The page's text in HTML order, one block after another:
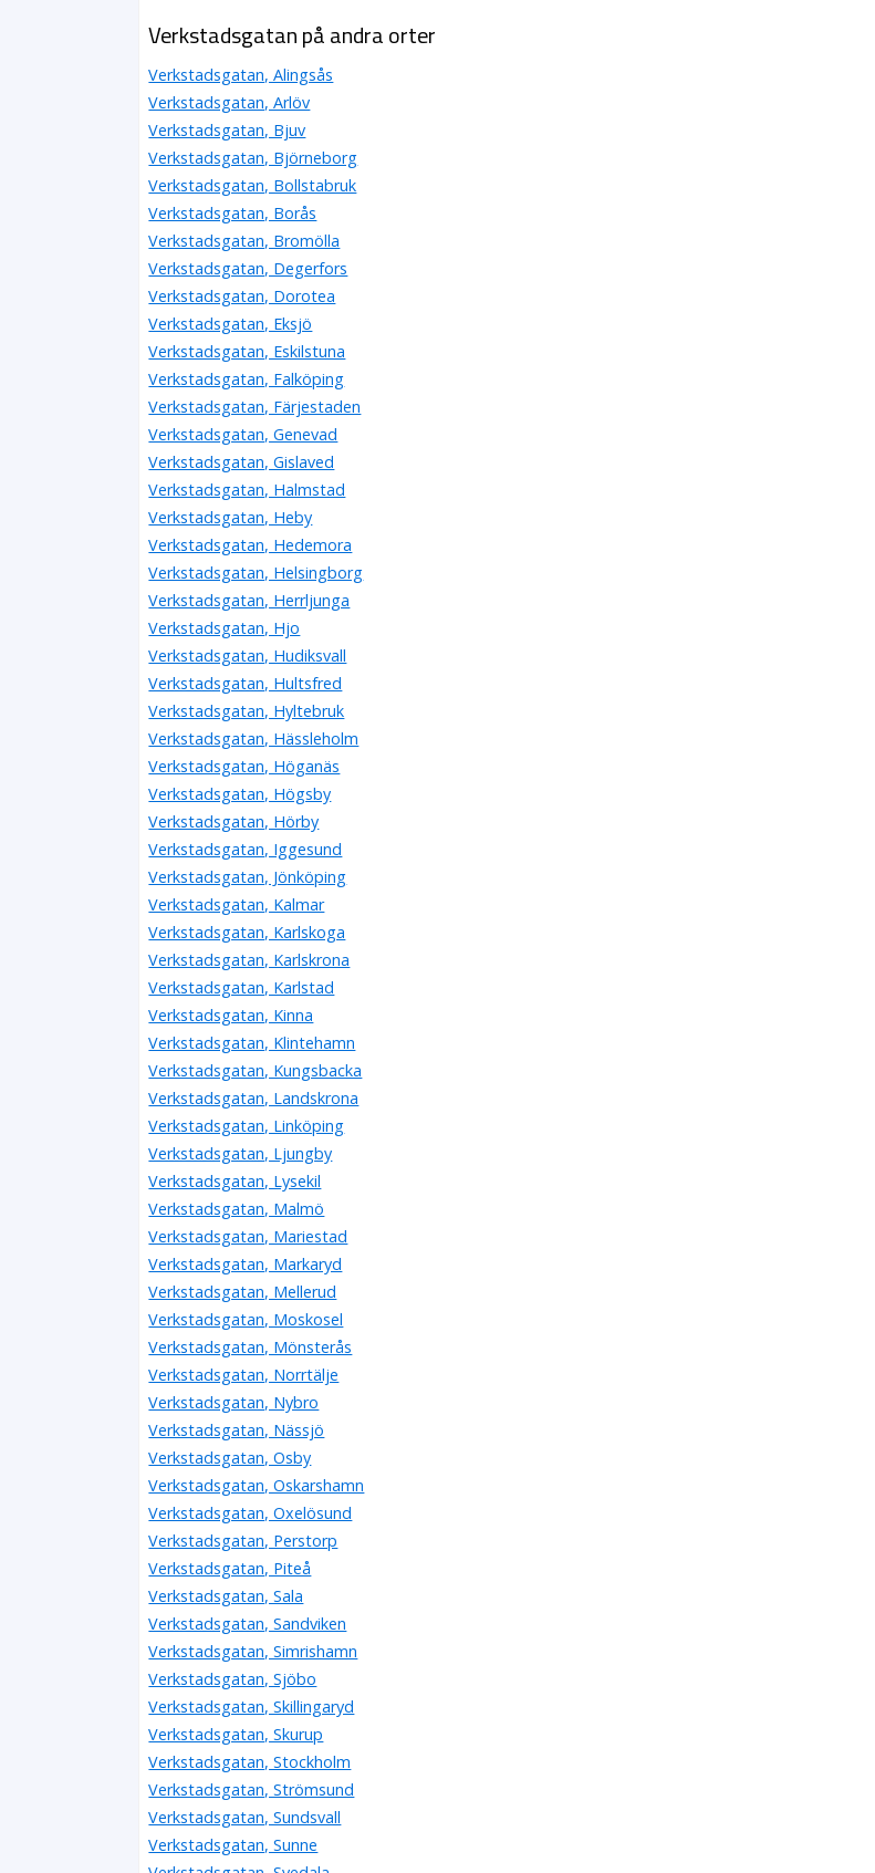
Verkstadsgatan på andra orter
Verkstadsgatan, Alingsås
Verkstadsgatan, Arlöv
Verkstadsgatan, Bjuv
Verkstadsgatan, Björneborg
Verkstadsgatan, Bollstabruk
Verkstadsgatan, Borås
Verkstadsgatan, Bromölla
Verkstadsgatan, Degerfors
Verkstadsgatan, Dorotea
Verkstadsgatan, Eksjö
Verkstadsgatan, Eskilstuna
Verkstadsgatan, Falköping
Verkstadsgatan, Färjestaden
Verkstadsgatan, Genevad
Verkstadsgatan, Gislaved
Verkstadsgatan, Halmstad
Verkstadsgatan, Heby
Verkstadsgatan, Hedemora
Verkstadsgatan, Helsingborg
Verkstadsgatan, Herrljunga
Verkstadsgatan, Hjo
Verkstadsgatan, Hudiksvall
Verkstadsgatan, Hultsfred
Verkstadsgatan, Hyltebruk
Verkstadsgatan, Hässleholm
Verkstadsgatan, Höganäs
Verkstadsgatan, Högsby
Verkstadsgatan, Hörby
Verkstadsgatan, Iggesund
Verkstadsgatan, Jönköping
Verkstadsgatan, Kalmar
Verkstadsgatan, Karlskoga
Verkstadsgatan, Karlskrona
Verkstadsgatan, Karlstad
Verkstadsgatan, Kinna
Verkstadsgatan, Klintehamn
Verkstadsgatan, Kungsbacka
Verkstadsgatan, Landskrona
Verkstadsgatan, Linköping
Verkstadsgatan, Ljungby
Verkstadsgatan, Lysekil
Verkstadsgatan, Malmö
Verkstadsgatan, Mariestad
Verkstadsgatan, Markaryd
Verkstadsgatan, Mellerud
Verkstadsgatan, Moskosel
Verkstadsgatan, Mönsterås
Verkstadsgatan, Norrtälje
Verkstadsgatan, Nybro
Verkstadsgatan, Nässjö
Verkstadsgatan, Osby
Verkstadsgatan, Oskarshamn
Verkstadsgatan, Oxelösund
Verkstadsgatan, Perstorp
Verkstadsgatan, Piteå
Verkstadsgatan, Sala
Verkstadsgatan, Sandviken
Verkstadsgatan, Simrishamn
Verkstadsgatan, Sjöbo
Verkstadsgatan, Skillingaryd
Verkstadsgatan, Skurup
Verkstadsgatan, Stockholm
Verkstadsgatan, Strömsund
Verkstadsgatan, Sundsvall
Verkstadsgatan, Sunne